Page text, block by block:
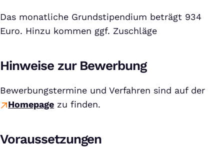
Das monatliche Grundstipendium beträgt 934
Euro. Hinzu kommen ggf. Zuschläge
Hinweise zur Bewerbung
Bewerbungstermine und Verfahren sind auf der
Homepage zu finden.
Voraussetzungen